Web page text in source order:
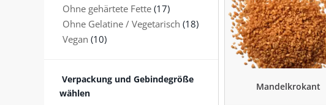
Ohne gehärtete Fette (17)
Ohne Gelatine / Vegetarisch (18)
Vegan (10)
Verpackung und Gebindegröße
wählen
Mandelkrokant